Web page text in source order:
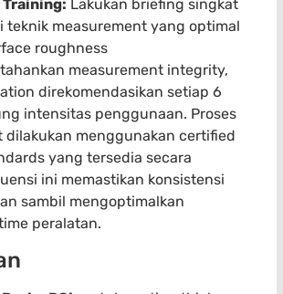
Lakukan briefing singkat
teknik measurement yang optimal
roughness
measurement integrity,
direkomendasikan setiap 6
intensitas penggunaan. Proses
dilakukan menggunakan certified
yang tersedia secara
ini memastikan konsistensi
sambil mengoptimalkan
peralatan.